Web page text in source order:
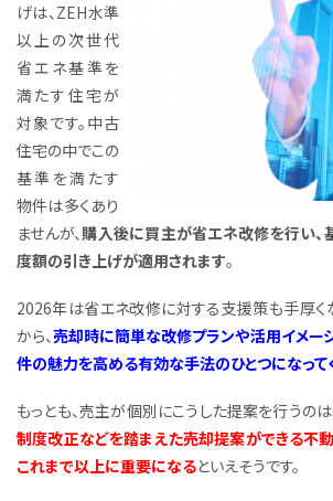
げは、ZEH水準
以上の次世代
省エネ基準を
満たす住宅が
対象です。中古
住宅の中でこの
基準を満たす
物件は多くあり
ませんが、購入後に買主が省エネ改修を行い、
度額の引き上げが適用されます。
2026年は省エネ改修に対する支援策も手厚く
から、売却時に簡単な改修プランや活用イメー
件の魅力を高める有効な手法のひとつになって
もっとも、売主が個別にこうした提案を行うの
制度改正などを踏まえた売却提案ができる不
これまで以上に重要になるといえそうです。